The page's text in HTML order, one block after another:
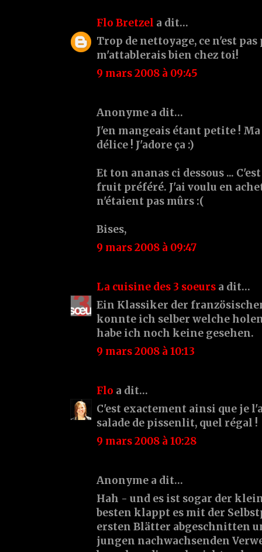
Flo Bretzel a dit…
Trop de nettoyage, ce n'est
m'attablerais bien chez toi!
9 mars 2008 à 09:45
Anonyme a dit…
J'en mangeais étant petite !
délice ! J'adore ça :)
Et ton ananas ci dessous ...
fruit préféré. J'ai voulu en
n'étaient pas mûrs :(
Bises,
9 mars 2008 à 09:47
La cuisine des 3 soeurs a dit…
Ein Klassiker der
konnte ich selber welche
habe ich noch keine gesehen.
9 mars 2008 à 10:13
Flo a dit…
C'est exactement ainsi que je
salade de pissenlit, quel régal !
9 mars 2008 à 10:28
Anonyme a dit…
Hah - und es ist sogar der
besten klappt es mit der
ersten Blätter abgeschnitten
jungen nachwachsenden